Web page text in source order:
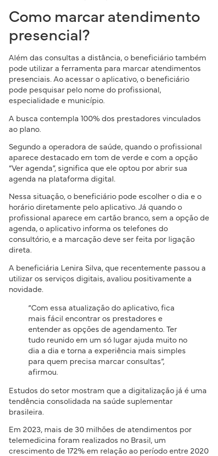
Como marcar atendimento
presencial?
Além das consultas a distância, o beneficiário também
pode utilizar a ferramenta para marcar atendimentos
presenciais. Ao acessar o aplicativo, o beneficiário
pode pesquisar pelo nome do profissional,
especialidade e município.
A busca contempla 100% dos prestadores vinculados
ao plano.
Segundo a operadora de saúde, quando o profissional
aparece destacado em tom de verde e com a opção
“Ver agenda”, significa que ele optou por abrir sua
agenda na plataforma digital.
Nessa situação, o beneficiário pode escolher o dia e o
horário diretamente pelo aplicativo. Já quando o
profissional aparece em cartão branco, sem a opção de
agenda, o aplicativo informa os telefones do
consultório, e a marcação deve ser feita por ligação
direta.
A beneficiária Lenira Silva, que recentemente passou a
utilizar os serviços digitais, avaliou positivamente a
novidade.
“Com essa atualização do aplicativo, fica
mais fácil encontrar os prestadores e
entender as opções de agendamento. Ter
tudo reunido em um só lugar ajuda muito no
dia a dia e torna a experiência mais simples
para quem precisa marcar consultas”,
afirmou.
Estudos do setor mostram que a digitalização já é uma
tendência consolidada na saúde suplementar
brasileira.
Em 2023, mais de 30 milhões de atendimentos por
telemedicina foram realizados no Brasil, um
crescimento de 172% em relação ao período entre 2020